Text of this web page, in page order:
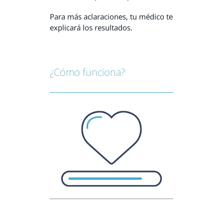
Para más aclaraciones, tu médico te
explicará los resultados.
¿Cómo funciona?